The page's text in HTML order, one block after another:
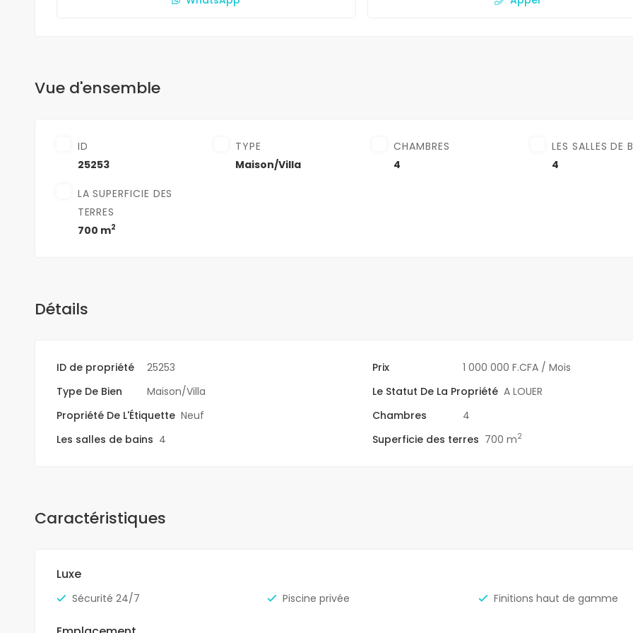
Vue d'ensemble
ID
25253
TYPE
Maison/Villa
CHAMBRES
4
LES SALLES DE
4
LA SUPERFICIE DES
TERRES
700 m2
Détails
ID de propriété 25253 Prix 1 000 000 F.CFA / Mois
Type De Bien
Maison/Villa Le Statut De La Propriété A LOUER
Propriété De L'Étiquette Neuf Chambres
4
Les salles de bains 4 Superficie des terres 700 m2
Caractéristiques
Luxe
Sécurité 24/7 Piscine privée Finitions haut de gamme